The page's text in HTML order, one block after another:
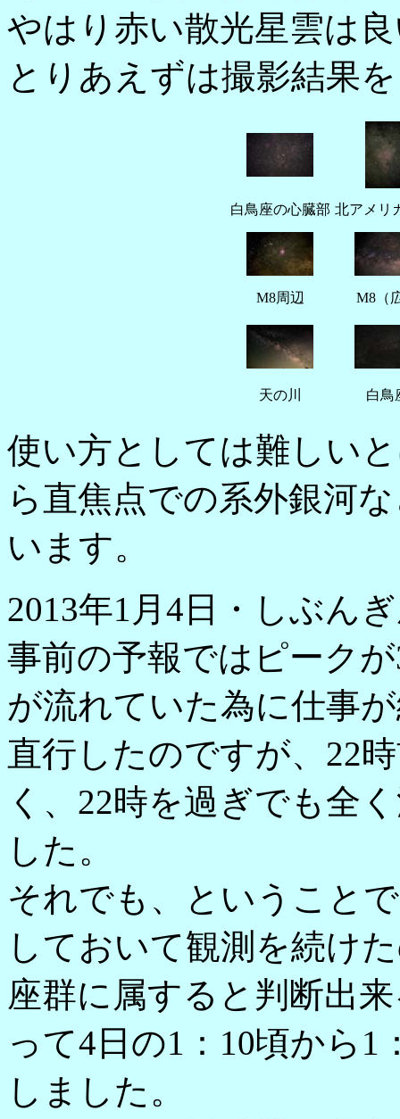
やはり赤い散光星雲は
とりあえずは撮影結果
白鳥座の心臓部 北アメリ
M8周辺 M8（
天の川 白鳥
使い方としては難しい
ら直焦点での系外銀河
います。
2013年1月4日・しぶん
事前の予報ではピーク
が流れていた為に仕事
直行したのですが、22
く、22時を過ぎでも全
した。
それでも、ということ
しておいて観測を続け
座群に属すると判断出
って4日の1：10頃から
しました。